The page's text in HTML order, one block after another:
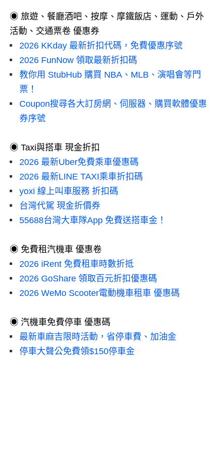
◉ 旅遊、餐廳酒吧、按摩、摩鐵飯店、運動、戶外
活動、交通票卷 優惠券
2026 KKday 最新折扣代碼，免費優惠序號
2026 FunNow 領取最新折扣碼
教你用 StubHub 購買 NBA、MLB、演唱會等門
票！
Coupon搜尋各大訂房網、伺服器、購買軟體優惠
券序號
◉ Taxi與搭車 現金折扣
2026 最新Uber免費乘車優惠碼
2026 最新LINE TAXI乘車折扣碼
yoxi 線上叫車服務 折扣碼
台灣代駕 現金折價券
55688台灣大車隊App 免費送搭車金！
◉ 免費租汽機車 優惠卷
2026 iRent 免費租車時數折抵
2026 GoShare 領取百元折扣優惠碼
2026 WeMo Scooter電動機車租車 優惠碼
◉ 汽機車免費停車 優惠碼
最新車麻吉限時活動，省停車費、加油金
停車大聲公免費領$150停車金